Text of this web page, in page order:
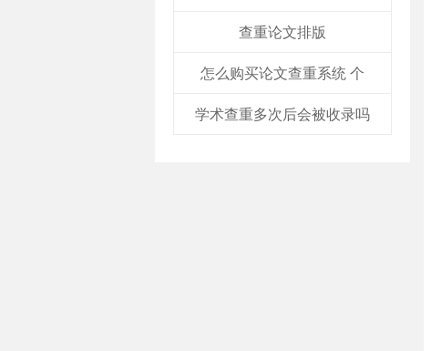
查重论文排版
怎么购买论文查重系统 个
学术查重多次后会被收录吗